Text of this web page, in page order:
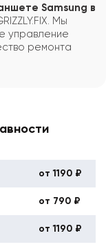
Samsung в
Мы
управление
ремонта
от 1190 ₽
от 790 ₽
от 1190 ₽